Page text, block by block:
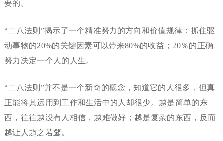
要的。
“二八法则”揭示了一个精准努力的方向和价值规律：抓住驱
动事物的20%的关键因素可以带来80%的收益；20％的正确
努力决定一个人的人生。
“二八法则”并不是一个新奇的概念，知道它的人很多，但真
正能将其运用到工作和生活中的人却很少。越是简单的东
西，往往越没有人相信，越难做好；越是复杂的东西，反而
越让人趋之若鹜。